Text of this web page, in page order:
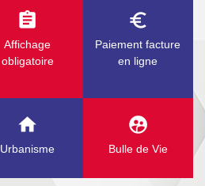
assignment
Affichage
obligatoire
euro_symbol
Paiement facture
en ligne
home
Urbanisme
supervised_user_circle
Bulle de Vie